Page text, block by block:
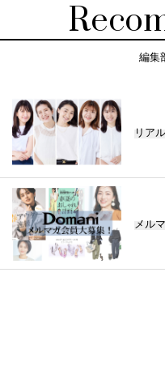
編集
リア
メル